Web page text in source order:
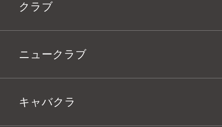
クラブ
ニュークラブ
キャバクラ